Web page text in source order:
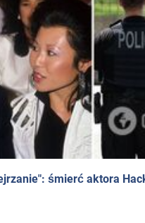
śmierć aktora